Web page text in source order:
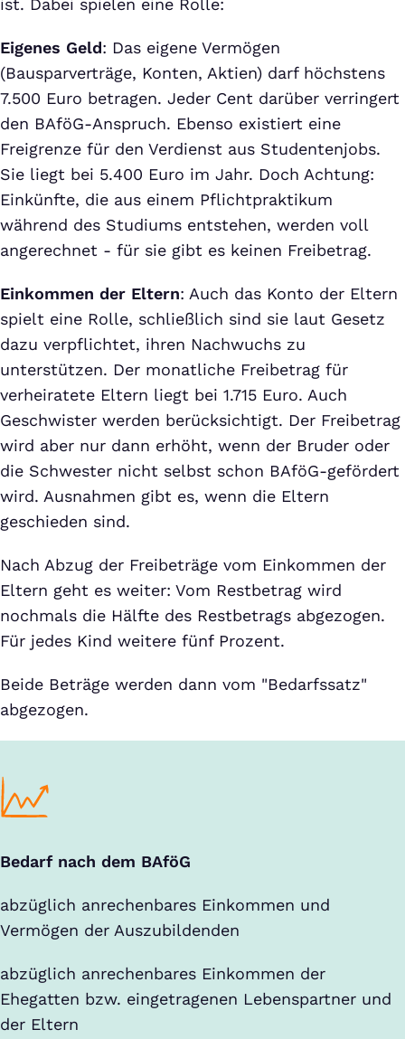
ist. Dabei spielen eine Rolle:
Eigenes Geld: Das eigene Vermögen
(Bausparverträge, Konten, Aktien) darf höchstens
7.500 Euro betragen. Jeder Cent darüber verringert
den BAföG-Anspruch. Ebenso existiert eine
Freigrenze für den Verdienst aus Studentenjobs.
Sie liegt bei 5.400 Euro im Jahr. Doch Achtung:
Einkünfte, die aus einem Pflichtpraktikum
während des Studiums entstehen, werden voll
angerechnet - für sie gibt es keinen Freibetrag.
Einkommen der Eltern: Auch das Konto der Eltern
spielt eine Rolle, schließlich sind sie laut Gesetz
dazu verpflichtet, ihren Nachwuchs zu
unterstützen. Der monatliche Freibetrag für
verheiratete Eltern liegt bei 1.715 Euro. Auch
Geschwister werden berücksichtigt. Der Freibetrag
wird aber nur dann erhöht, wenn der Bruder oder
die Schwester nicht selbst schon BAföG-gefördert
wird. Ausnahmen gibt es, wenn die Eltern
geschieden sind.
Nach Abzug der Freibeträge vom Einkommen der
Eltern geht es weiter: Vom Restbetrag wird
nochmals die Hälfte des Restbetrags abgezogen.
Für jedes Kind weitere fünf Prozent.
Beide Beträge werden dann vom "Bedarfssatz"
abgezogen.
Bedarf nach dem BAföG
abzüglich anrechenbares Einkommen und
Vermögen der Auszubildenden
abzüglich anrechenbares Einkommen der
Ehegatten bzw. eingetragenen Lebenspartner und
der Eltern